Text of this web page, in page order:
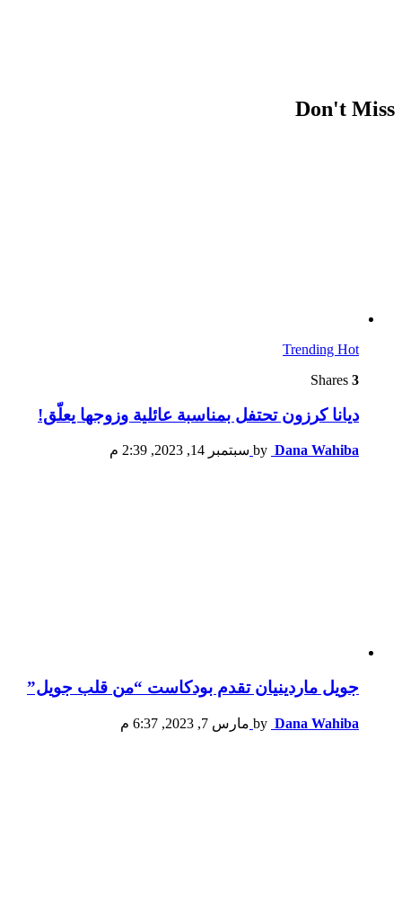
Don't Miss
Trending Hot
3
ديانا كرزون تحتفل بمناسبة عائلية وزوجها يعلّق!
by Dana Wahiba سبتمبر 14, 2023, 2:39 م
جويل ماردينيان تقدم بودكاست “من قلب جويل”
by Dana Wahiba مارس 7, 2023, 6:37 م